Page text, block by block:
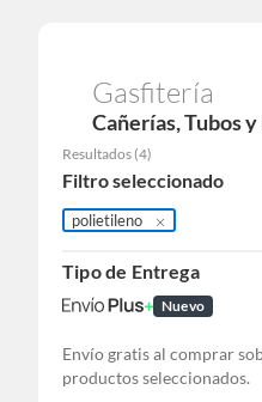
Gasfitería
Cañerías, Tubos
Resultados (4)
Filtro seleccionado
polietileno
Tipo de Entrega
Nuevo
Envío gratis al comprar
productos seleccionados.